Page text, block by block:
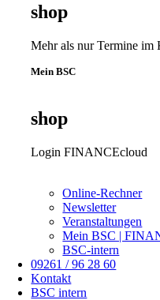
shop
Mehr als nur Termine im
Mein BSC
shop
Login FINANCEcloud
Online-Rechner
Newsletter
Veranstaltungen
Mein BSC |
BSC-intern
09261 / 96 28 60
Kontakt
BSC intern